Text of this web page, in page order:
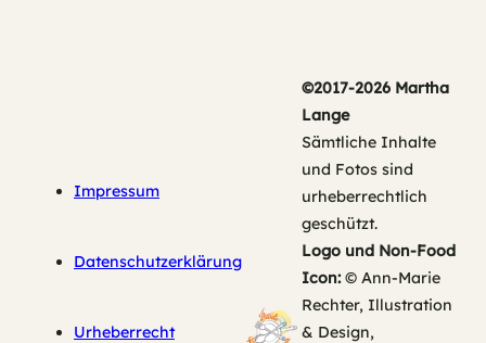
Impressum
Datenschutzerklärung
Urheberrecht
©2017-2026 Martha
Lange
Sämtliche Inhalte
und Fotos sind
urheberrechtlich
geschützt.
Logo und Non-Food
Icon:© Ann-Marie
Rechter, Illustration
& Design,